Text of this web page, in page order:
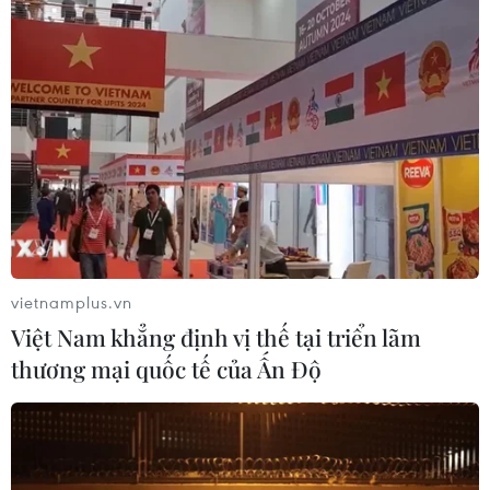
quy tụ đông đảo nghệ sỹ Việt Nam và
quốc tế
02/07/2026 08:22
Chương trình chính luận nghệ thuật
"ADN - Hành trình nối lại mạch
nguồn"
30/06/2026 15:01
'Giai điệu vượt thời gian': Không gian
nghệ thuật đề cao quyền tác giả âm
nhạc
28/06/2026 01:40
Hai nhạc sỹ Giáng Son và Nguyễn
vietnamplus.vn
Việt Nam khẳng định vị thế tại triển lãm
thương mại quốc tế của Ấn Độ